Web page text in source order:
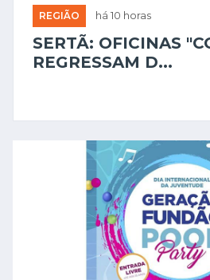
REGIÃO há 10 horas
SERTÃ: OFICINAS
REGRESSAM D...